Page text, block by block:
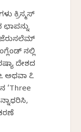
ಕ್ರಿಸ್ಮಸ್
ಜೆರುಸಲೆಮ್
ನಲ್ಲಿ
ದೇಶದ
ಅಥವಾ ೭
‘Three